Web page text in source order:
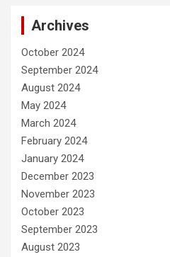
Archives
October 2024
September 2024
August 2024
May 2024
March 2024
February 2024
January 2024
December 2023
November 2023
October 2023
September 2023
August 2023